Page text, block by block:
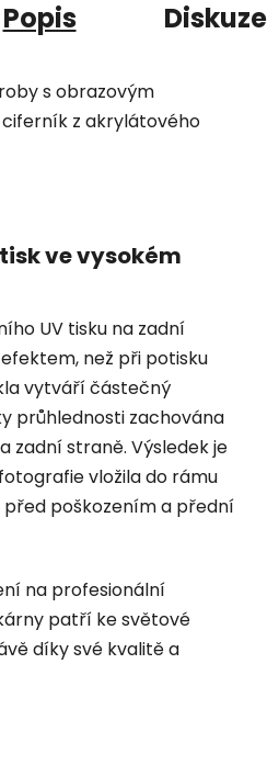
Popis Diskuze
s obrazovým
z akrylátového
ve vysokém
UV tisku na zadní
než při potisku
vytváří částečný
průhlednosti zachována
zadní straně. Výsledek je
vložila do rámu
před poškozením a přední
na profesionální
patří ke světové
díky své kvalitě a